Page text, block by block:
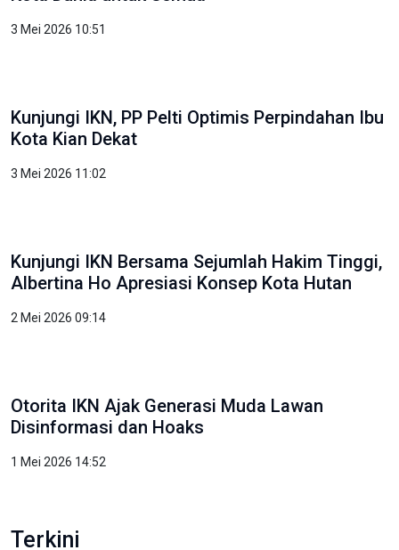
3 Mei 2026 10:51
Kunjungi IKN, PP Pelti Optimis Perpindahan Ibu
Kota Kian Dekat
3 Mei 2026 11:02
Kunjungi IKN Bersama Sejumlah Hakim Tinggi,
Albertina Ho Apresiasi Konsep Kota Hutan
2 Mei 2026 09:14
Otorita IKN Ajak Generasi Muda Lawan
Disinformasi dan Hoaks
1 Mei 2026 14:52
Terkini